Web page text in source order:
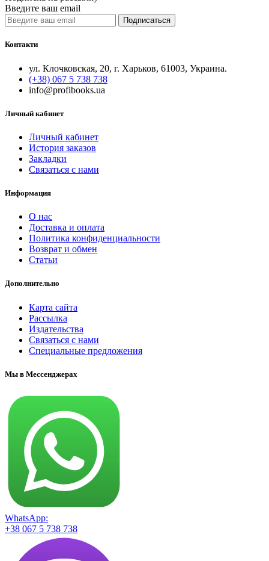
Введите ваш email
Подписаться
Контакти
ул. Клочковская, 20, г. Харьков, 61003, Украина.
(+38) 067 5 738 738
info@profibooks.ua
Личный кабинет
Личный кабинет
История заказов
Закладки
Связаться с нами
Информация
О нас
Доставка и оплата
Политика конфиденциальности
Возврат и обмен
Статьи
Дополнительно
Карта сайта
Рассылка
Издательства
Связаться с нами
Специальные предложения
Мы в Мессенджерах
WhatsApp:
+38 067 5 738 738